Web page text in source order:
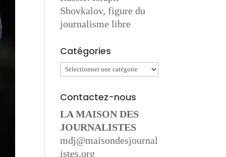
Shovkalov, figure du
journalisme libre
Catégories
Catégories
Contactez-nous
LA MAISON DES
JOURNALISTES
mdj@maisondesjournal
istes.org